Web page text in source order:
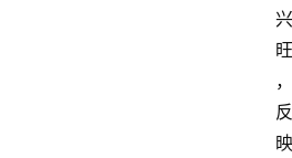
兴
旺
，
反
映